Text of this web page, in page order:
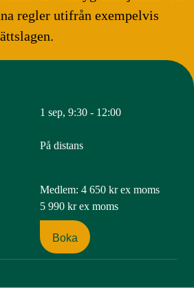
regler utifrån exempelvis
1 sep, 9:30 - 12:00
På distans
Medlem: 4 650 kr ex moms
5 990 kr ex moms
Boka